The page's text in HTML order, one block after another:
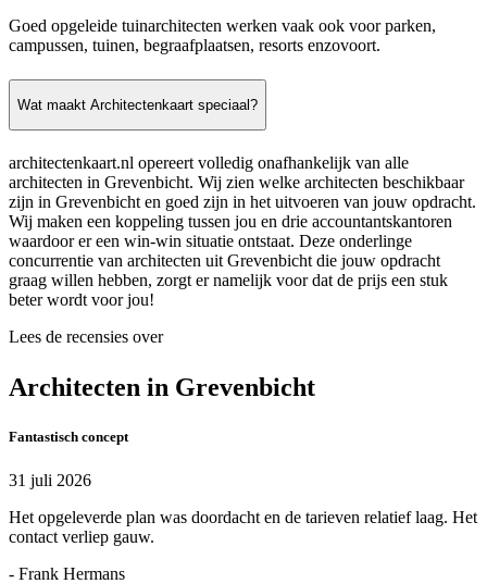
Goed opgeleide tuinarchitecten werken vaak ook voor parken,
campussen, tuinen, begraafplaatsen, resorts enzovoort.
Wat maakt Architectenkaart speciaal?
architectenkaart.nl opereert volledig onafhankelijk van alle
architecten in Grevenbicht. Wij zien welke architecten beschikbaar
zijn in Grevenbicht en goed zijn in het uitvoeren van jouw opdracht.
Wij maken een koppeling tussen jou en drie accountantskantoren
waardoor er een win-win situatie ontstaat. Deze onderlinge
concurrentie van architecten uit Grevenbicht die jouw opdracht
graag willen hebben, zorgt er namelijk voor dat de prijs een stuk
beter wordt voor jou!
Lees de recensies over
Architecten in Grevenbicht
Fantastisch concept
31 juli 2026
Het opgeleverde plan was doordacht en de tarieven relatief laag. Het
contact verliep gauw.
- Frank Hermans